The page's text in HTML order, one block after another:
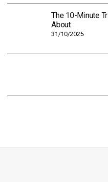
The 10-Minute
About
31/10/2025